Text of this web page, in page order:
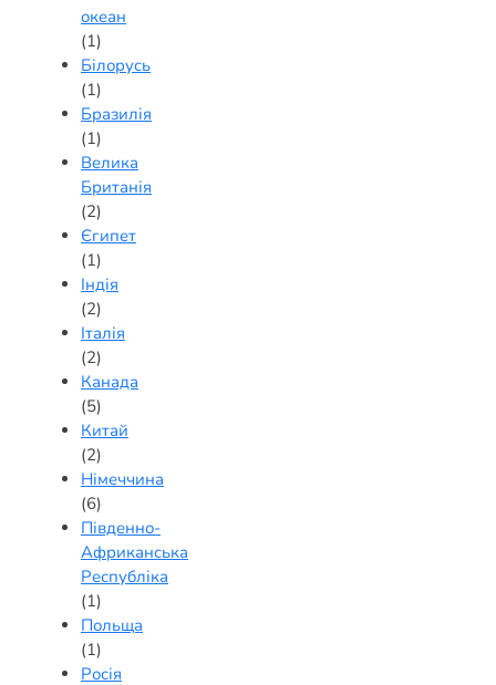
океан
(1)
Білорусь
(1)
Бразилія
(1)
Велика
Британія
(2)
Єгипет
(1)
Індія
(2)
Італія
(2)
Канада
(5)
Китай
(2)
Німеччина
(6)
Південно-
Африканська
Республіка
(1)
Польща
(1)
Росія